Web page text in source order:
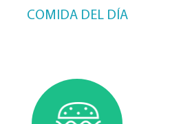
COMIDA DEL DÍA